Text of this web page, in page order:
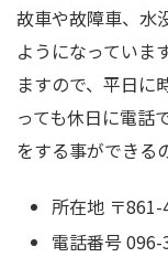
故車や故障車、水
ようになっていま
ますので、平日に
っても休日に電話
をする事ができる
所在地 〒
電話番号